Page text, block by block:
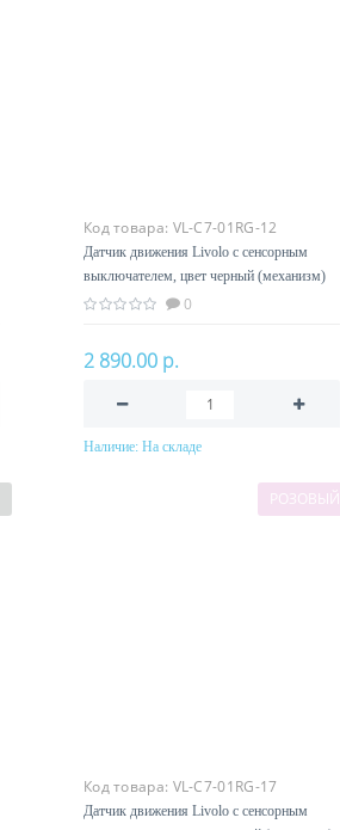
Код товара: VL-C7-01RG-12
Датчик движения Livolo с сенсорным
выключателем, цвет черный (механизм)
0
2 890.00 р.
Наличие: На складе
РОЗОВЫЙ
Код товара: VL-C7-01RG-17
Датчик движения Livolo с сенсорным